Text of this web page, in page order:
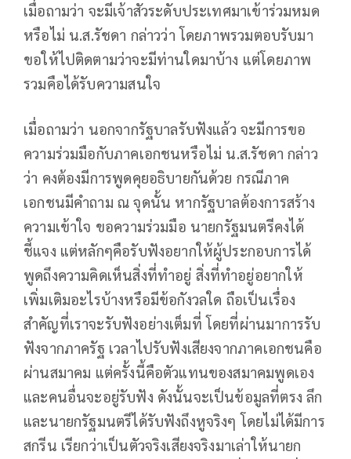
เมื่อถามว่า จะมีเจ้าสัวระดับประเทศมาเข้าร่วมหมด
หรือไม่ น.ส.รัชดา กล่าวว่า โดยภาพรวมตอบรับมา
ขอให้ไปติดตามว่าจะมีท่านใดมาบ้าง แต่โดยภาพ
รวมคือได้รับความสนใจ
เมื่อถามว่า นอกจากรัฐบาลรับฟังแล้ว จะมีการขอ
ความร่วมมือกับภาคเอกชนหรือไม่ น.ส.รัชดา กล่าว
ว่า คงต้องมีการพูดคุยอธิบายกันด้วย กรณีภาค
เอกชนมีคำถาม ณ จุดนั้น หากรัฐบาลต้องการสร้าง
ความเข้าใจ ขอความร่วมมือ นายกรัฐมนตรีคงได้
ชี้แจง แต่หลักๆคือรับฟังอยากให้ผู้ประกอบการได้
พูดถึงความคิดเห็นสิ่งที่ทำอยู่ สิ่งที่ทำอยู่อยากให้
เพิ่มเติมอะไรบ้างหรือมีข้อกังวลใด ถือเป็นเรื่อง
สำคัญที่เราจะรับฟังอย่างเต็มที่ โดยที่ผ่านมาการรับ
ฟังจากภาครัฐ เวลาไปรับฟังเสียงจากภาคเอกชนคือ
ผ่านสมาคม แต่ครั้งนี้คือตัวแทนของสมาคมพูดเอง
และคนอื่นจะอยู่รับฟัง ดังนั้นจะเป็นข้อมูลที่ตรง ลึก
และนายกรัฐมนตรีได้รับฟังถึงหูจริงๆ โดยไม่ได้มีการ
สกรีน เรียกว่าเป็นตัวจริงเสียงจริงมาเล่าให้นายก